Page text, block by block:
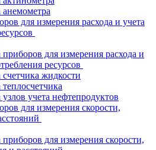
для измерения расхода и учета
для измерения расхода и
ресурсов
жидкости
учета нефтепродуктов
для измерения скорости,
для измерения скорости,